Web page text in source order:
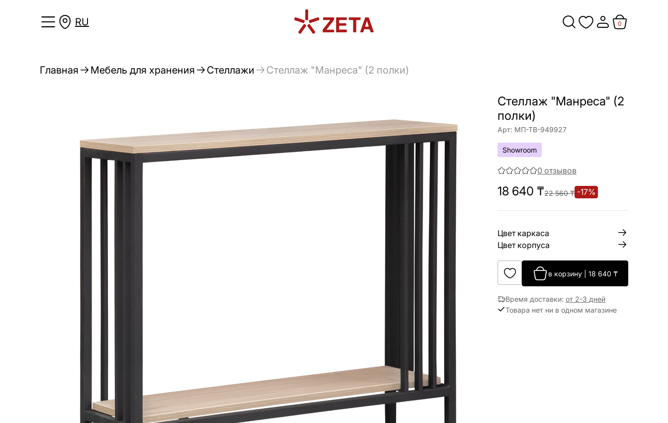
RU 0
Главная Мебель для хранения Стеллажи Стеллаж "Манреса" (2 полки)
Стеллаж "Манреса" (2
полки)
Арт: МП-ТВ-949927
Showroom
0 отзывов
18 640 ₸22 560₸ -17%
Цвет каркаса
Цвет корпуса
в корзину |18 640 ₸
Время доставки:от 2-3 дней
Товара нет ни в одном магазине